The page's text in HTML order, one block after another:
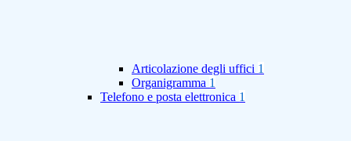
Articolazione degli uffici 1
Organigramma 1
Telefono e posta elettronica 1